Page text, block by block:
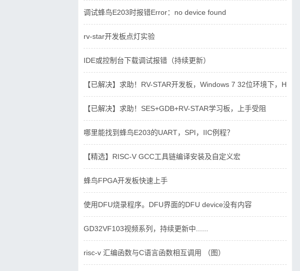
调试蜂鸟E203时报错Error：no device found
rv-star开发板点灯实验
IDE或控制台下载调试报错（持续更新）
【已解决】求助！RV-STAR开发板，Windows 7 32位环境下，
【已解决】求助！SES+GDB+RV-STAR学习板，上手受阻
哪里能找到蜂鸟E203的UART，SPI，IIC例程？
【精选】RISC-V GCC工具链编译安装及自定义宏
蜂鸟FPGA开发板快速上手
使用DFU烧录程序。DFU界面的DFU device没有内容
GD32VF103视频系列，持续更新中......
risc-v 汇编函数与C语言函数相互调用 （图）